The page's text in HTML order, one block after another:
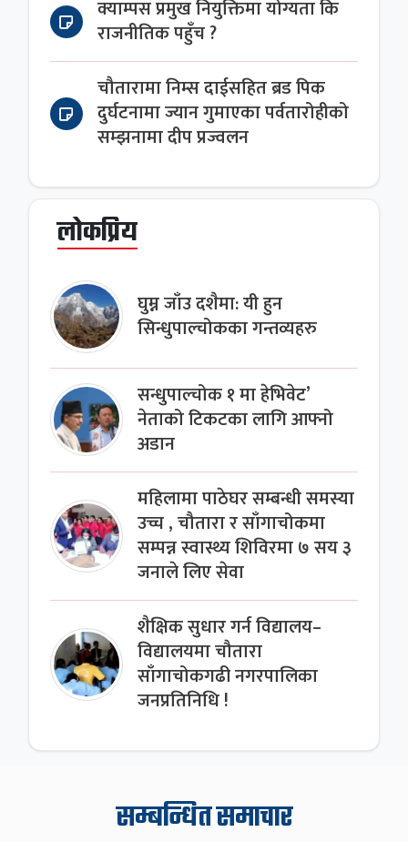
क्याम्पस प्रमुख नियुक्तिमा योग्यता कि
राजनीतिक पहुँच ?
चौतारामा निम्स दाईसहित ब्रड पिक
दुर्घटनामा ज्यान गुमाएका पर्वतारोहीको
सम्झनामा दीप प्रज्वलन
लोकप्रिय
घुम्न जाँउ दशैमा: यी हुन
सिन्धुपाल्चोकका गन्तव्यहरु
सन्धुपाल्चोक १ मा हेभिवेट’
नेताको टिकटका लागि आफ्नो
अडान
महिलामा पाठेघर सम्बन्धी समस्या
उच्च , चौतारा र साँगाचोकमा
सम्पन्न स्वास्थ्य शिविरमा ७ सय ३
जनाले लिए सेवा
शैक्षिक सुधार गर्न विद्यालय–
विद्यालयमा चौतारा
साँगाचोकगढी नगरपालिका
जनप्रतिनिधि !
सम्बन्धित समाचार